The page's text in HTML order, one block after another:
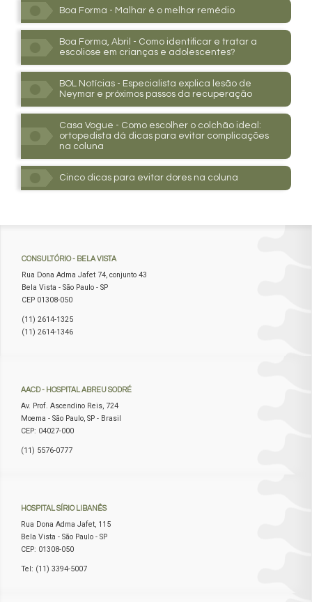
Boa Forma - Malhar é o melhor remédio
Boa Forma, Abril - Como identificar e tratar a
escoliose em crianças e adolescentes?
BOL Notícias - Especialista explica lesão de
Neymar e próximos passos da recuperação
Casa Vogue - Como escolher o colchão ideal:
ortopedista dá dicas para evitar complicações
na coluna
Cinco dicas para evitar dores na coluna
CONSULTÓRIO- BELA VISTA
Rua Dona Adma Jafet 74, conjunto 43
Bela Vista - São Paulo - SP
CEP 01308-050
(11) 2614-1325
(11) 2614-1346
AACD- HOSPITAL ABREU SODRÉ
Av. Prof. Ascendino Reis, 724
Moema - São Paulo, SP - Brasil
CEP: 04027-000
(11) 5576-0777
HOSPITALSÍRIO LIBANÊS
Rua Dona Adma Jafet, 115
Bela Vista - São Paulo - SP
CEP: 01308-050
Tel: (11) 3394-5007